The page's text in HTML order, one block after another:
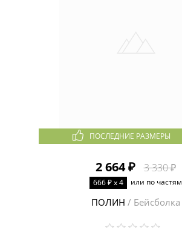
ПОСЛЕДНИЕ РАЗМЕРЫ
2 664 ₽ 3 330 ₽
666 ₽ x 4 или по частям
ПОЛИН / Бейсболка